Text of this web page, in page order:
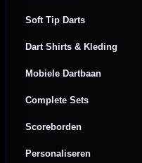
Soft Tip Darts
Dart Shirts & Kleding
Mobiele Dartbaan
Complete Sets
Scoreborden
Personaliseren